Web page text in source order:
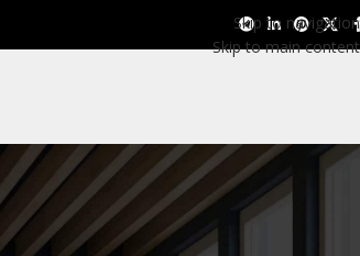
Skip to navigation
Skip to main content